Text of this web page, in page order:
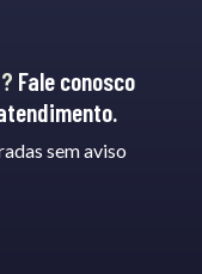
Fale conosco
sem aviso